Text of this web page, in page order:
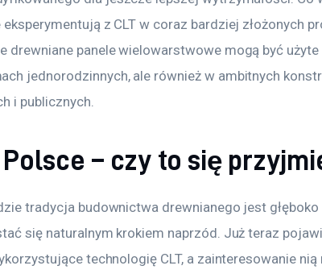
z CLT w coraz bardziej złożonych
drewniane panele wielowarstwowe mogą być
jednorodzinnych, ale również w ambitnych
i publicznych.
Polsce – czy to się
tradycja budownictwa drewnianego jest głęboko
się naturalnym krokiem naprzód. Już teraz
technologię CLT, a zainteresowanie